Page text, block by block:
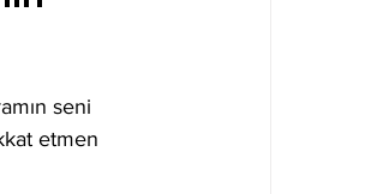
seni
etmen